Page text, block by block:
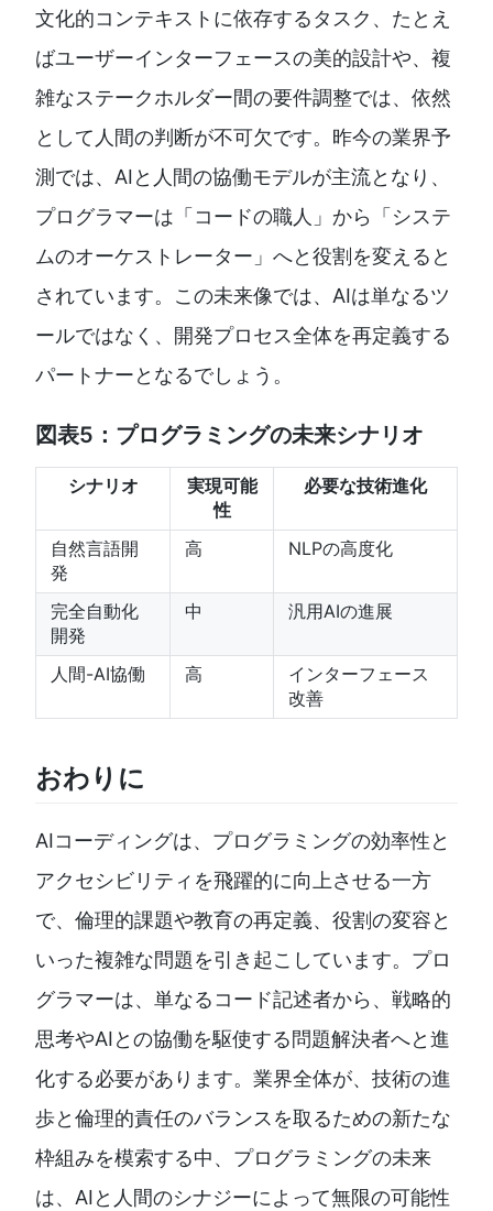
文化的コンテキストに依存するタスク、たとえ
ばユーザーインターフェースの美的設計や、複
雑なステークホルダー間の要件調整では、依然
として人間の判断が不可欠です。昨今の業界予
測では、AIと人間の協働モデルが主流となり、
プログラマーは「コードの職人」から「システ
ムのオーケストレーター」へと役割を変えると
されています。この未来像では、AIは単なるツ
ールではなく、開発プロセス全体を再定義する
パートナーとなるでしょう。
図表5：プログラミングの未来シナリオ
シナリオ
実現可能
性
必要な技術進化
自然言語開
発
高 NLPの高度化
完全自動化
開発
中 汎用AIの進展
人間-AI協働 高
インターフェース
改善
おわりに
AIコーディングは、プログラミングの効率性と
アクセシビリティを飛躍的に向上させる一方
で、倫理的課題や教育の再定義、役割の変容と
いった複雑な問題を引き起こしています。プロ
グラマーは、単なるコード記述者から、戦略的
思考やAIとの協働を駆使する問題解決者へと進
化する必要があります。業界全体が、技術の進
歩と倫理的責任のバランスを取るための新たな
枠組みを模索する中、プログラミングの未来
は、AIと人間のシナジーによって無限の可能性